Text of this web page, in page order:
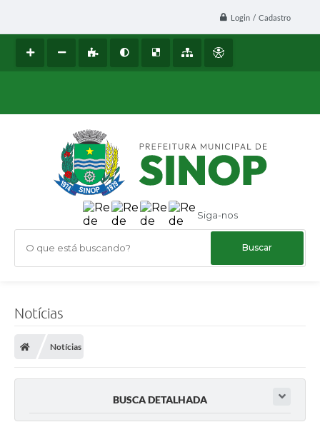
Login / Cadastro
Siga-nos
O que está buscando?
Notícias
Notícias
BUSCA DETALHADA